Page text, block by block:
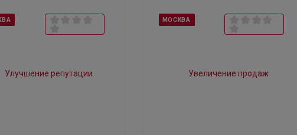
МОСКВА